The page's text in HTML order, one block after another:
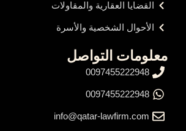
القضايا العقارية والمقاولات
الأحوال الشخصية والأسرة
معلومات التواصل
0097455222948
0097455222948
info@qatar-lawfirm.com